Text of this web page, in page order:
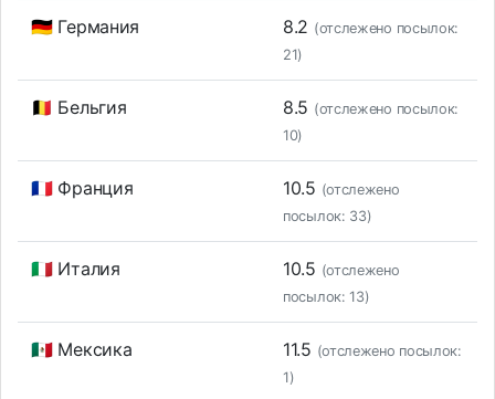
🇩🇪 Германия 8.2 (отслежено посылок:
21)
🇧🇪 Бельгия 8.5 (отслежено посылок:
10)
🇫🇷 Франция 10.5 (отслежено
посылок: 33)
🇮🇹 Италия 10.5 (отслежено
посылок: 13)
🇲🇽 Мексика 11.5 (отслежено посылок:
1)